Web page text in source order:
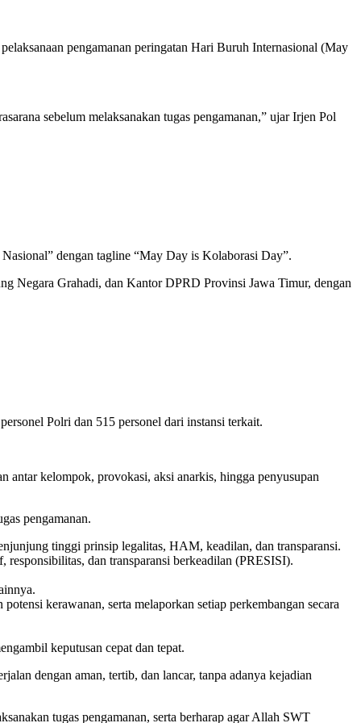
pengamanan peringatan Hari Buruh Internasional (May
sebelum melaksanakan tugas pengamanan,” ujar Irjen Pol
dengan tagline “May Day is Kolaborasi Day”.
Negara Grahadi, dan Kantor DPRD Provinsi Jawa Timur, dengan
Polri dan 515 personel dari instansi terkait.
antar kelompok, provokasi, aksi anarkis, hingga penyusupan
pengamanan.
tinggi prinsip legalitas, HAM, keadilan, dan transparansi.
dan transparansi berkeadilan (PRESISI).
kerawanan, serta melaporkan setiap perkembangan secara
keputusan cepat dan tepat.
dengan aman, tertib, dan lancar, tanpa adanya kejadian
tugas pengamanan, serta berharap agar Allah SWT